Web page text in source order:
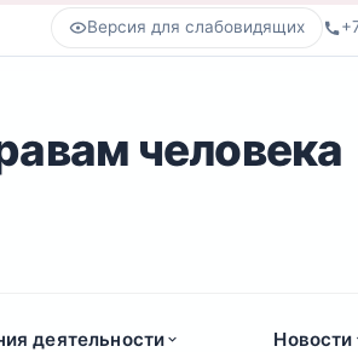
Версия для слабовидящих
человека
деятельности Новости